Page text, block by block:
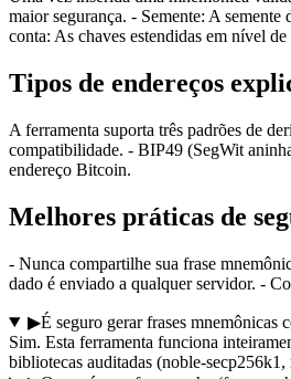
maior segurança. - Semente: A
conta: As chaves estendidas em nível
Tipos de endereços
A ferramenta suporta três padrões de
compatibilidade. - BIP49 (SegWit
endereço Bitcoin.
Melhores práticas de
- Nunca compartilhe sua frase
dado é enviado a qualquer servidor. -
▶É seguro gerar frases mnemônicas
Sim. Esta ferramenta funciona
bibliotecas auditadas (noble-secp256k1,